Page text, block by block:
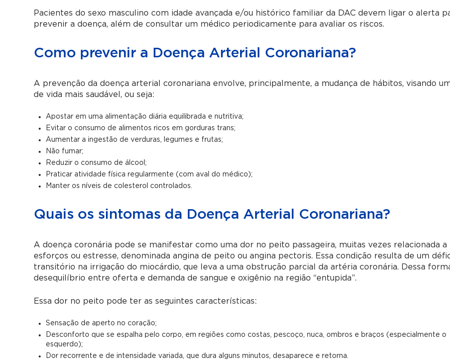
Pacientes do sexo masculino com idade avançada e/ou histórico familiar da DAC devem ligar o alerta
prevenir a doença, além de consultar um médico periodicamente para avaliar os riscos.
Como prevenir a Doença Arterial Coronariana?
A prevenção da doença arterial coronariana envolve, principalmente, a mudança de hábitos, visando
de vida mais saudável, ou seja:
Apostar em uma alimentação diária equilibrada e nutritiva;
Evitar o consumo de alimentos ricos em gorduras trans;
Aumentar a ingestão de verduras, legumes e frutas;
Não fumar;
Reduzir o consumo de álcool;
Praticar atividade física regularmente (com aval do médico);
Manter os níveis de colesterol controlados.
Quais os sintomas da Doença Arterial Coronariana?
A doença coronária pode se manifestar como uma dor no peito passageira, muitas vezes relacionada a
esforços ou estresse, denominada angina de peito ou angina pectoris. Essa condição resulta de um
transitório na irrigação do miocárdio, que leva a uma obstrução parcial da artéria coronária. Dessa
desequilíbrio entre oferta e demanda de sangue e oxigênio na região “entupida”.
Essa dor no peito pode ter as seguintes características:
Sensação de aperto no coração;
Desconforto que se espalha pelo corpo, em regiões como costas, pescoço, nuca, ombros e braços (especialmente o
esquerdo);
Dor recorrente e de intensidade variada, que dura alguns minutos, desaparece e retorna.